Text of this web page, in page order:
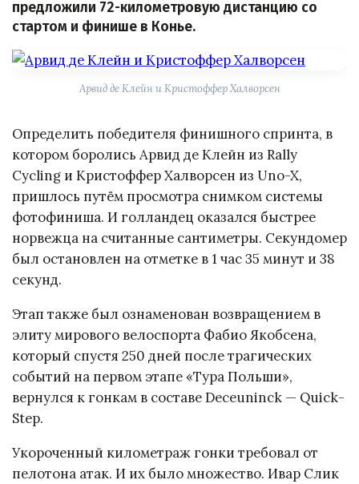
предложили 72-километровую дистанцию со
стартом и финише в Конье.
Арвид де Клейн и Кристоффер Халворсен
Определить победителя финишного спринта, в
котором боролись Арвид де Клейн из Rally
Cycling и Кристоффер Халворсен из Uno-X,
пришлось путём просмотра снимком системы
фотофиниша. И голландец оказался быстрее
норвежца на считанные сантиметры. Секундомер
был остановлен на отметке в 1 час 35 минут и 38
секунд.
Этап также был ознаменован возвращением в
элиту мирового велоспорта Фабио Якобсена,
который спустя 250 дней после трагических
событий на первом этапе «Тура Польши»,
вернулся к гонкам в составе Deceuninck — Quick-
Step.
Укороченный километраж гонки требовал от
пелотона атак. И их было множество. Ивар Слик